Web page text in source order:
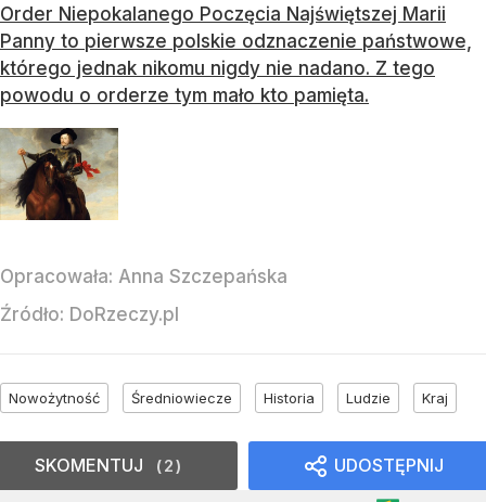
Order Niepokalanego Poczęcia Najświętszej Marii
Panny to pierwsze polskie odznaczenie państwowe,
którego jednak nikomu nigdy nie nadano. Z tego
powodu o orderze tym mało kto pamięta.
Opracowała: Anna Szczepańska
Źródło: DoRzeczy.pl
Nowożytność Średniowiecze Historia Ludzie Kraj
UDOSTĘPNIJ
SKOMENTUJ 2